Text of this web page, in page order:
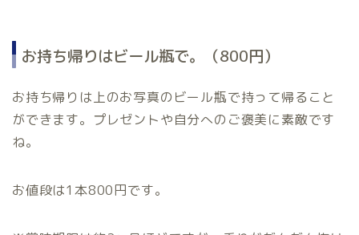
お持ち帰りはビール瓶で。（800円）
お持ち帰りは上のお写真のビール瓶で持って帰ること
ができます。プレゼントや自分へのご褒美に素敵です
ね。
お値段は1本800円です。